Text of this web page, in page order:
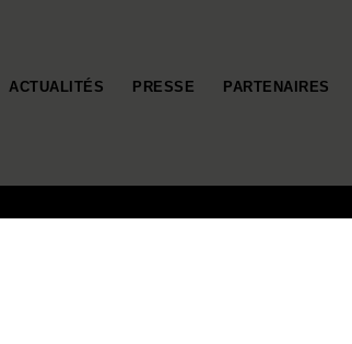
ACTUALITÉS PRESSE PARTENAIRES